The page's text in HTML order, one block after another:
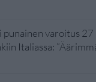
punainen varoitus 27
Italiassa: